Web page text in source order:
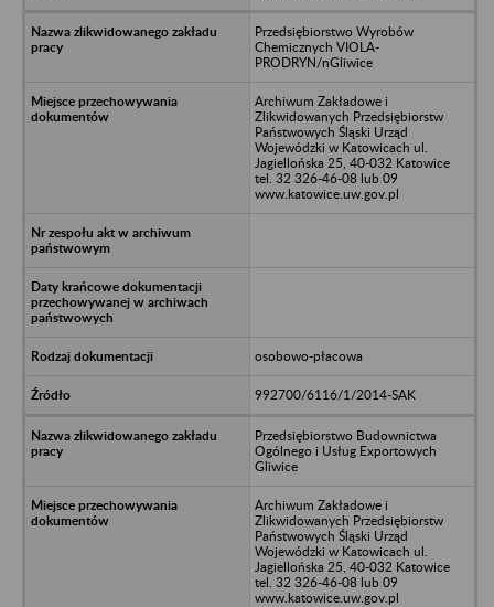
Przedsiębiorstwo Wyrobów
Chemicznych VIOLA-
PRODRYN/nGliwice
Archiwum Zakładowe i
Zlikwidowanych Przedsiębiorstw
Państwowych Śląski Urząd
Wojewódzki w Katowicach ul.
Jagiellońska 25, 40-032 Katowice
tel. 32 326-46-08 lub 09
www.katowice.uw.gov.pl
osobowo-płacowa
992700/6116/1/2014-SAK
Przedsiębiorstwo Budownictwa
Ogólnego i Usług Exportowych
Gliwice
Archiwum Zakładowe i
Zlikwidowanych Przedsiębiorstw
Państwowych Śląski Urząd
Wojewódzki w Katowicach ul.
Jagiellońska 25, 40-032 Katowice
tel. 32 326-46-08 lub 09
www.katowice.uw.gov.pl